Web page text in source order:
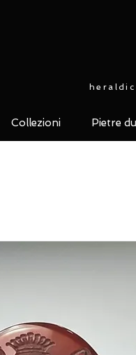
Collezioni Pietre